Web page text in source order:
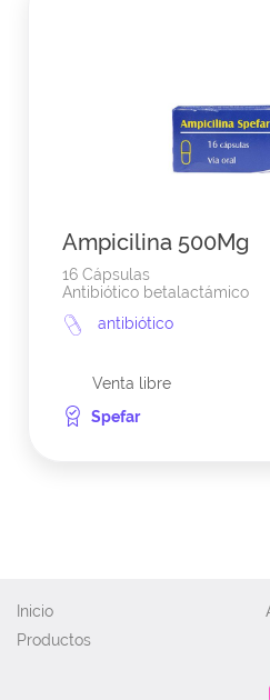
Ampicilina 500Mg
16 Cápsulas
Antibiótico betalactámico
antibiótico
Venta libre
Spefar
Inicio
Productos